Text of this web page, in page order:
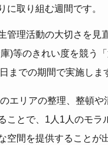
に取り組む週間です。
管理活動の大切さを見
庫)等のきれい度を競
までの期間で実施しま
エリアの整理、整頓や
とで、1人1人のモラ
間を提供することが